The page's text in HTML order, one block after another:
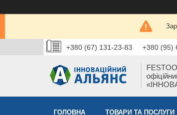
+380 (67) 131-23-83 +380 (95)
ГОЛОВНА ТОВАРИ ТА ПОСЛУГИ